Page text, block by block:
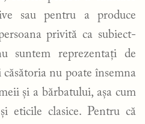
sau pentru a produce
privită ca subiect-
suntem reprezentați de
nu poate însemna
și a bărbatului, așa cum
eticile clasice. Pentru că